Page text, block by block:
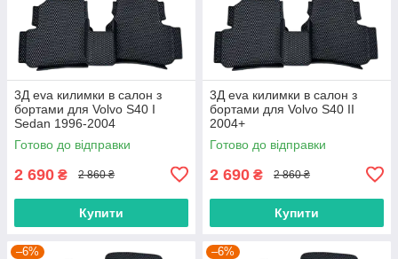
3Д eva килимки в салон з
бортами для Volvo S40 I
Sedan 1996-2004
Готово до відправки
2 690 ₴ 2 860 ₴
Купити
3Д eva килимки в салон з
бортами для Volvo S40 II
2004+
Готово до відправки
2 690 ₴ 2 860 ₴
Купити
–6% –6%